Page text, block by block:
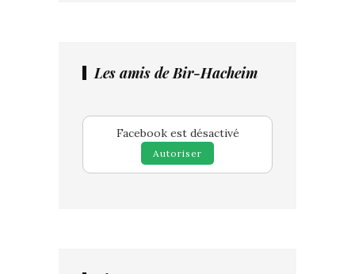
Les amis de Bir-Hacheim
Facebook est désactivé
Autoriser